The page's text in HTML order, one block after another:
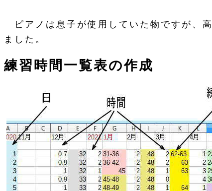
ピアノは息子が使用していた物ですが、
ました。
練習時間一覧表の作成